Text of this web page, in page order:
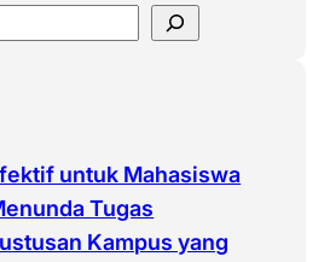
untuk Mahasiswa
Tugas
Kampus yang